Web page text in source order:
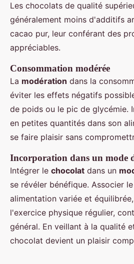
Les chocolats de qualité
généralement moins d'additifs
cacao pur, leur conférant des
appréciables.
Consommation modérée
La modération dans la
éviter les effets négatifs
de poids ou le pic de glycémie.
en petites quantités dans son
se faire plaisir sans
Incorporation dans un mode
Intégrer le chocolat dans un
se révéler bénéfique. Associer
alimentation variée et
l'exercice physique régulier,
général. En veillant à la qualité
chocolat devient un plaisir